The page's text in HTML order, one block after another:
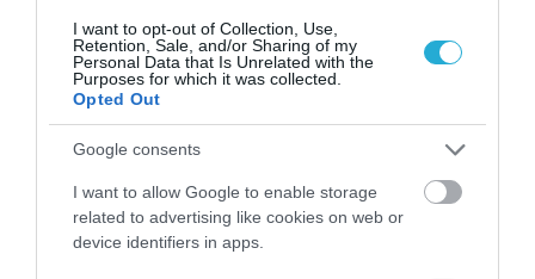
I want to opt-out of Collection, Use,
Retention, Sale, and/or Sharing of my
Personal Data that Is Unrelated with the
Purposes for which it was collected.
Opted Out
Google consents
I want to allow Google to enable storage
related to advertising like cookies on web or
device identifiers in apps.
07.08.2026
Πληθωρισμός: Μειώθηκε τον Ιούλιο στο
3,4% – «Καίνε» οι τιμές στα κρέατα